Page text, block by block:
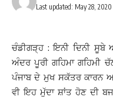
Last updated: May 28,
ਚੰਡੀਗੜ੍ਹ : ਇਨੀ ਦਿਨੀ
ਅੰਦਰ ਪੂਰੀ ਗਹਿਮਾ ਗਹਿਮੀ
ਪੰਜਾਬ ਦੇ ਮੁਖ ਸਕੱਤਰ ਕਾਰਨ
ਵੀ ਇਹ ਮੁੱਦਾ ਸ਼ਾਂਤ ਹੋਣ ਦੀ